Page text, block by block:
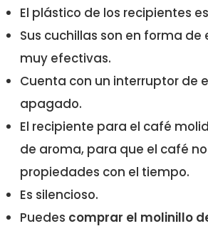
El plástico de los recipientes
Sus cuchillas son en forma de
muy efectivas.
Cuenta con un interruptor de
apagado.
El recipiente para el café
de aroma, para que el café
propiedades con el tiempo.
Es silencioso.
Puedes comprar el molinillo